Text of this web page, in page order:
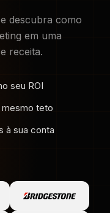
descubra como
em uma
receita.
seu ROI
mesmo teto
à sua conta